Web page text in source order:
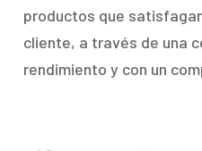
productos que
cliente, a través de una
rendimiento y con un